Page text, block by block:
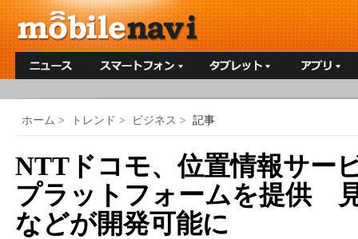
ホーム > トレンド > ビジネス > 記事
NTTドコモ、位置情報サー
プラットフォームを提供
などが開発可能に